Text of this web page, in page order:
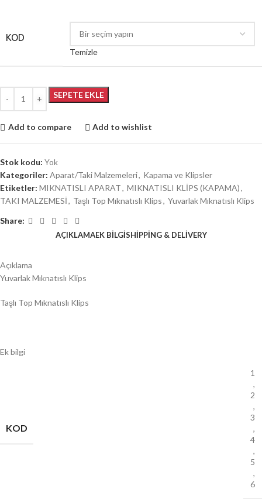
KOD
Temizle
SEPETE EKLE
Add to compare Add to wishlist
Stok kodu: Yok
Kategoriler: Aparat/Taki Malzemeleri, Kapama ve Klipsler
Etiketler: MIKNATISLI APARAT, MIKNATISLI KLİPS (KAPAMA),
TAKI MALZEMESİ, Taşlı Top Mıknatıslı Klips, Yuvarlak Mıknatıslı Klips
Share:
AÇIKLAMAEK BILGISHIPPING & DELIVERY
Açıklama
Yuvarlak Mıknatıslı Klips
Taşlı Top Mıknatıslı Klips
Ek bilgi
KOD
1
,
2
,
3
,
4
,
5
,
6